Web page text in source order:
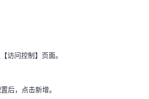
访问控制】页面。
后，点击新增。
统计次数达到处理条件，则对该粒度的所有请求
访问控制】页面。
后，点击新增。